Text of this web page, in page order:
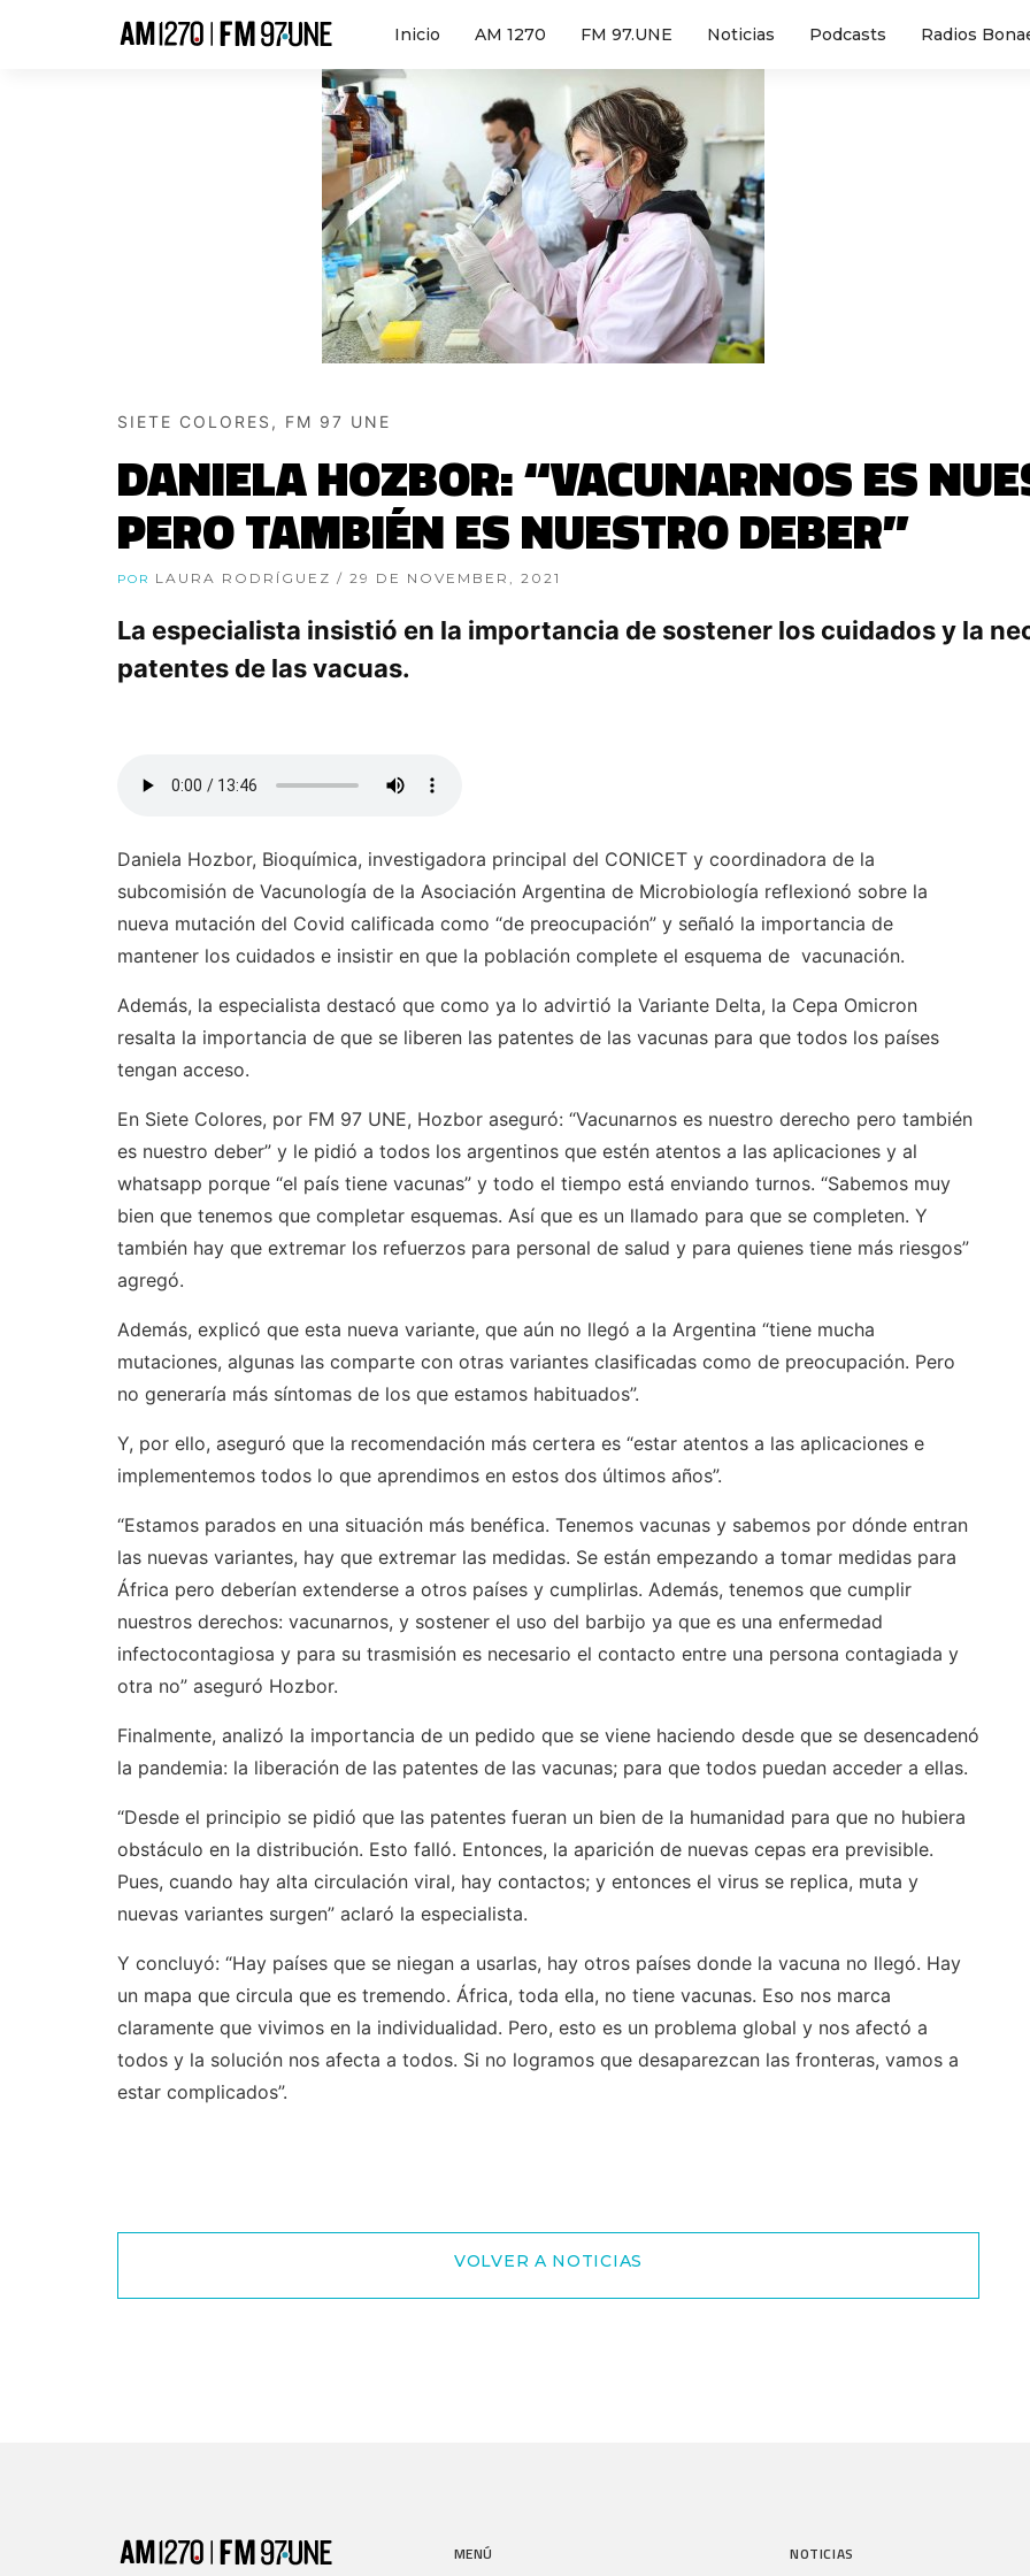
Inicio AM 1270 FM 97.UNE Noticias Podcasts Radios
SIETE COLORES, FM 97 UNE
DANIELA HOZBOR: “VACUNARNOS ES
PERO TAMBIÉN ES NUESTRO DEBER”
POR LAURA RODRÍGUEZ / 29 DE NOVEMBER, 2021
La especialista insistió en la importancia de sostener los cuidados y la
patentes de las vacuas.
Daniela Hozbor, Bioquímica, investigadora principal del CONICET y coordinadora de la
subcomisión de Vacunología de la Asociación Argentina de Microbiología reflexionó sobre la
nueva mutación del Covid calificada como “de preocupación” y señaló la importancia de
mantener los cuidados e insistir en que la población complete el esquema de vacunación.
Además, la especialista destacó que como ya lo advirtió la Variante Delta, la Cepa Omicron
resalta la importancia de que se liberen las patentes de las vacunas para que todos los países
tengan acceso.
En Siete Colores, por FM 97 UNE, Hozbor aseguró: “Vacunarnos es nuestro derecho pero también
es nuestro deber” y le pidió a todos los argentinos que estén atentos a las aplicaciones y al
whatsapp porque “el país tiene vacunas” y todo el tiempo está enviando turnos. “Sabemos muy
bien que tenemos que completar esquemas. Así que es un llamado para que se completen. Y
también hay que extremar los refuerzos para personal de salud y para quienes tiene más riesgos”
agregó.
Además, explicó que esta nueva variante, que aún no llegó a la Argentina “tiene mucha
mutaciones, algunas las comparte con otras variantes clasificadas como de preocupación. Pero
no generaría más síntomas de los que estamos habituados”.
Y, por ello, aseguró que la recomendación más certera es “estar atentos a las aplicaciones e
implementemos todos lo que aprendimos en estos dos últimos años”.
“Estamos parados en una situación más benéfica. Tenemos vacunas y sabemos por dónde entran
las nuevas variantes, hay que extremar las medidas. Se están empezando a tomar medidas para
África pero deberían extenderse a otros países y cumplirlas. Además, tenemos que cumplir
nuestros derechos: vacunarnos, y sostener el uso del barbijo ya que es una enfermedad
infectocontagiosa y para su trasmisión es necesario el contacto entre una persona contagiada y
otra no” aseguró Hozbor.
Finalmente, analizó la importancia de un pedido que se viene haciendo desde que se desencadenó
la pandemia: la liberación de las patentes de las vacunas; para que todos puedan acceder a ellas.
“Desde el principio se pidió que las patentes fueran un bien de la humanidad para que no hubiera
obstáculo en la distribución. Esto falló. Entonces, la aparición de nuevas cepas era previsible.
Pues, cuando hay alta circulación viral, hay contactos; y entonces el virus se replica, muta y
nuevas variantes surgen” aclaró la especialista.
Y concluyó: “Hay países que se niegan a usarlas, hay otros países donde la vacuna no llegó. Hay
un mapa que circula que es tremendo. África, toda ella, no tiene vacunas. Eso nos marca
claramente que vivimos en la individualidad. Pero, esto es un problema global y nos afectó a
todos y la solución nos afecta a todos. Si no logramos que desaparezcan las fronteras, vamos a
estar complicados”.
VOLVER A NOTICIAS
MENÚ NOTICIAS